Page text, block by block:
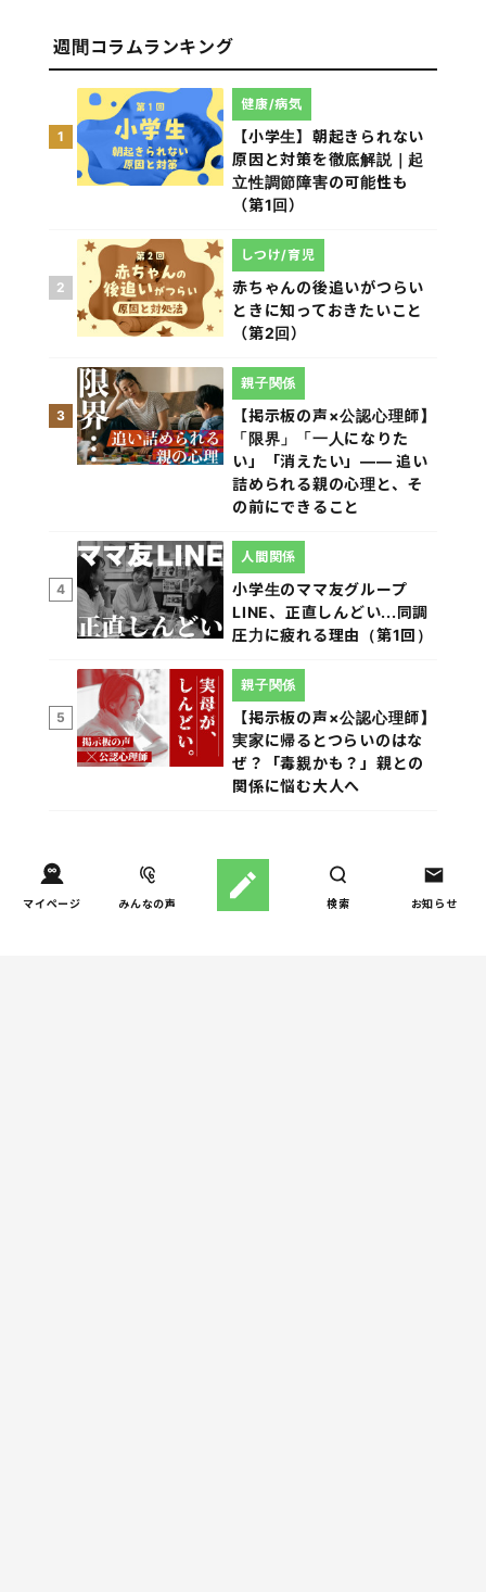
マイページ みんなの声 検索 お知らせ
週間コラムランキング
1
【小学生】朝起きられない
原因と対策を徹底解説｜起
立性調節障害の可能性も
（第1回）
健康/病気
2
赤ちゃんの後追いがつらい
ときに知っておきたいこと
（第2回）
しつけ/育児
3
【掲示板の声×公認心理師】
「限界」「一人になりた
い」「消えたい」―― 追い
詰められる親の心理と、そ
の前にできること
親子関係
4
小学生のママ友グループ
LINE、正直しんどい...同調
圧力に疲れる理由（第1回）
人間関係
5
【掲示板の声×公認心理師】
実家に帰るとつらいのはな
ぜ？「毒親かも？」親との
関係に悩む大人へ
親子関係
週間子育て本ランキング